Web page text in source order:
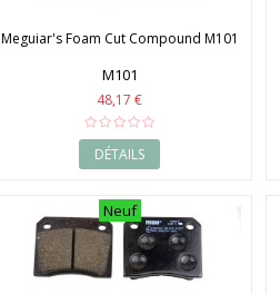
Meguiar's Foam Cut Compound M101
M101
48,17 €
DÉTAILS
Neuf